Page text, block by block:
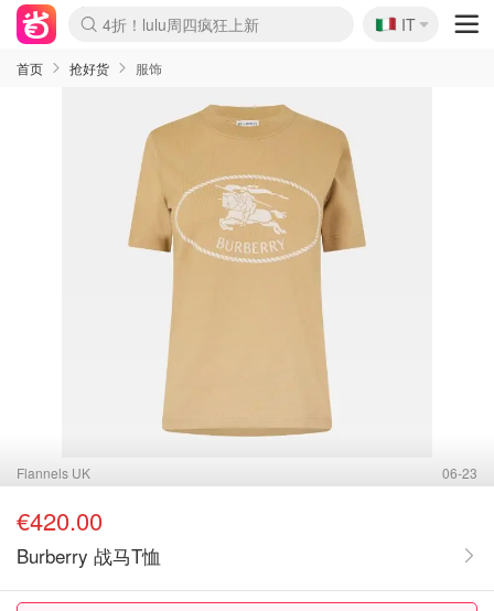
Boticinal 夏促开抢！
4折！lulu周四疯狂上新
速领！Stanley独家85折
Zalando 奥莱闪促！每日更新
🇮🇹
IT
首页 抢好货 服饰
Flannels UK 06-23
€420.00
Burberry 战马T恤